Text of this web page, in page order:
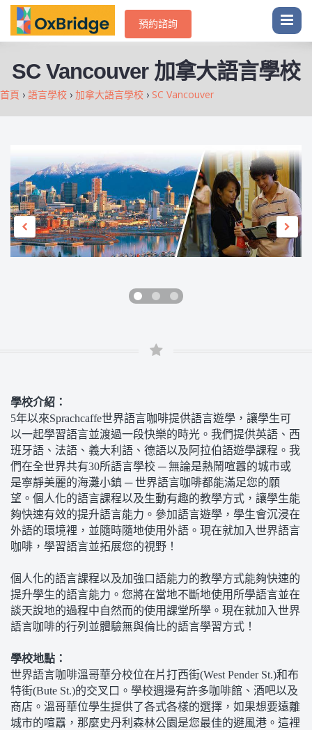
預約諮詢
SC Vancouver 加拿大語言學校
首頁 › 語言學校 › 加拿大語言學校 › SC Vancouver
學校介紹：
5年以來Sprachcaffe世界語言咖啡提供語言遊學，讓學生可
以一起學習語言並渡過一段快樂的時光。我們提供英語、西
班牙語、法語、義大利語、德語以及阿拉伯語遊學課程。我
們在全世界共有30所語言學校 ─ 無論是熱鬧喧囂的城市或
是寧靜美麗的海灘小鎮 ─ 世界語言咖啡都能滿足您的願
望。個人化的語言課程以及生動有趣的教學方式，讓學生能
夠快速有效的提升語言能力。參加語言遊學，學生會沉浸在
外語的環境裡，並隨時隨地使用外語。現在就加入世界語言
咖啡，學習語言並拓展您的視野！
個人化的語言課程以及加強口語能力的教學方式能夠快速的
提升學生的語言能力。您將在當地不斷地使用所學語言並在
談天說地的過程中自然而的使用課堂所學。現在就加入世界
語言咖啡的行列並體驗無與倫比的語言學習方式！
學校地點：
世界語言咖啡溫哥華分校位在片打西街(West Pender St.)和布
特街(Bute St.)的交叉口。學校週邊有許多咖啡館、酒吧以及
商店。溫哥華位學生提供了各式各樣的選擇，如果想要遠離
城市的喧囂，那麼史丹利森林公園是您最佳的避風港。這裡